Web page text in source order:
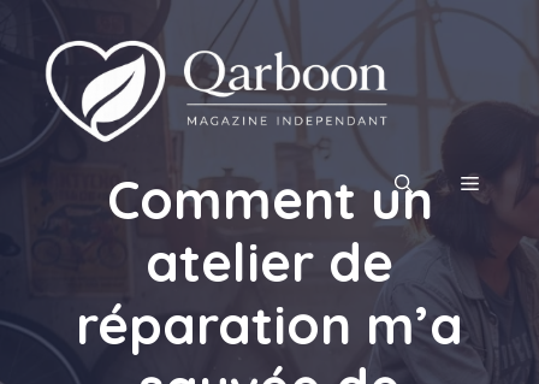
contenu
MENU
Comment un
atelier de
réparation m’a